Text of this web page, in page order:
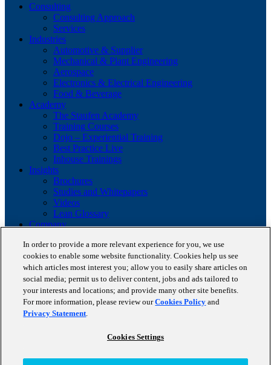
Consulting
Consulting Approach
Services
Industries
Automotive & Supplier
Mechanical & Plant Engineering
Aerospace
Electronics & Electrical Engineering
Food & Beverage
Academy
The Staufen Academy
Training Courses
Dojo – Experiential Training
Best Practice Live
Inhouse Trainings
Insights
Brochures
Studies and Whitepapers
Videos
Lean Glossary
Company
Career
Our business cases
BestPractice Partners
Client portfolio
News
Events
Contact
In order to provide a more relevant experience for you, we use
cookies to enable some website functionality. Cookies help us see
which articles most interest you; allow you to easily share articles on
social media; permit us to deliver content, jobs and ads tailored to
your interests and locations; and provide many other site benefits.
For more information, please review ourCookies Policy and
Privacy Statement.
Cookies Settings